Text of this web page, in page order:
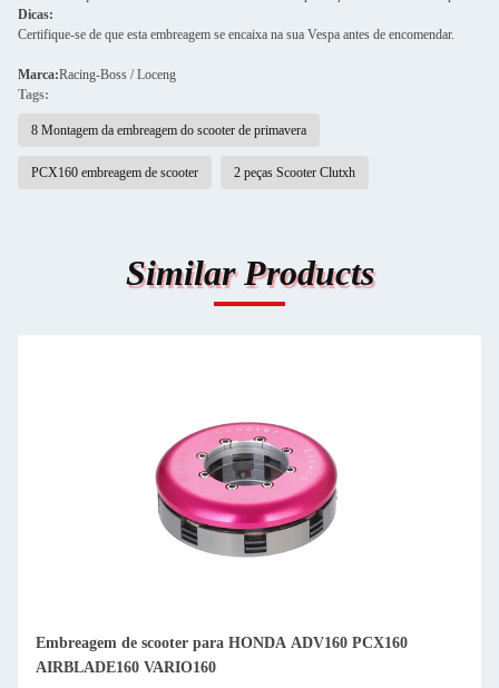
Dicas:
Certifique-se de que esta embreagem se encaixa na sua Vespa antes de encomendar.
Marca:Racing-Boss / Loceng
Tags:
8 Montagem da embreagem do scooter de primavera
PCX160 embreagem de scooter 2 peças Scooter Clutxh
Similar Products
Embreagem de scooter para HONDA ADV160 PCX160
AIRBLADE160 VARIO160